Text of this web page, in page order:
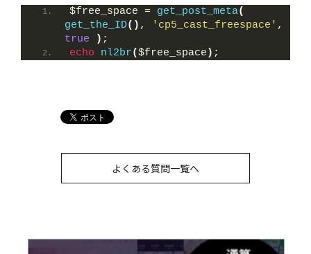
$free_space = get_post_meta(
get_the_ID() , 'cp5_cast_freespace'
true
) ;
echo
nl2br($free_space ) ;
よくある質問一覧へ